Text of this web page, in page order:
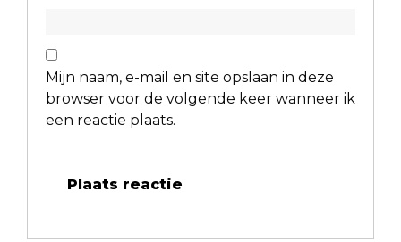
Mijn naam, e-mail en site opslaan in deze
browser voor de volgende keer wanneer ik
een reactie plaats.